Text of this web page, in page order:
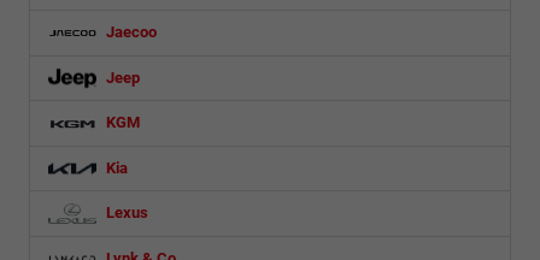
Jaecoo
Jeep
KGM
Kia
Lexus